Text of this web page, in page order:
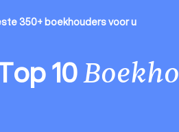
350+ boekhoudersvoor u
10